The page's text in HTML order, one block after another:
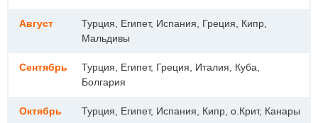
Август
Турция, Египет, Испания, Греция, Кипр,
Мальдивы
Сентябрь
Турция, Египет, Греция, Италия, Куба,
Болгария
Октябрь Турция, Египет, Испания, Кипр, о.Крит, Канары